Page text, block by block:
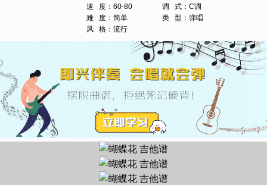
速 度：60-80
调 式：C调
难 度：简单
类 型：弹唱
风 格：流行